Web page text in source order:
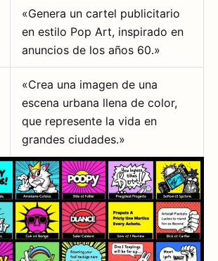
«Genera un cartel publicitario
en estilo Pop Art, inspirado en
anuncios de los años 60.»
«Crea una imagen de una
escena urbana llena de color,
que represente la vida en
grandes ciudades.»